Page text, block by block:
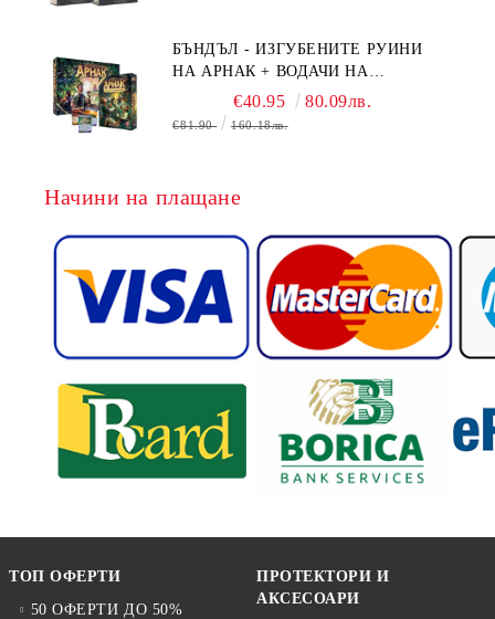
БЪНДЪЛ - ИЗГУБЕНИТЕ РУИНИ
НА АРНАК + ВОДАЧИ НА
ЕКСПЕДИЦИИ + ПРОМО КАРТИ
БЕЗПЛАТНО
€40.95 80.09лв.
€81.90 160.18лв.
Начини на плащане
ТОП ОФЕРТИ
50 ОФЕРТИ ДО 50%
ПРОТЕКТОРИ И
АКСЕСОАРИ